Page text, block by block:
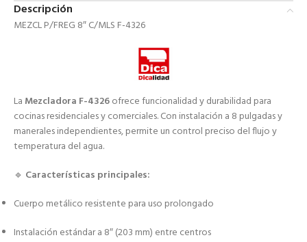
Descripción
MEZCL P/FREG 8″ C/MLS F-4326
La Mezcladora F-4326ofrece funcionalidad y durabilidad para
cocinas residenciales y comerciales. Con instalación a 8 pulgadas y
manerales independientes, permite un control preciso del flujo y
temperatura del agua.
🔹 Características principales:
Cuerpo metálico resistente para uso prolongado
Instalación estándar a 8″ (203 mm) entre centros